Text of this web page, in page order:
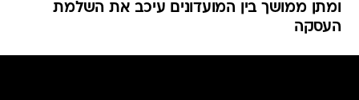
ומתן ממושך בין המועדונים עיכב את השלמת
העסקה